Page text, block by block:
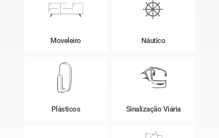
Moveleiro Náutico
Plásticos Sinalização Viária